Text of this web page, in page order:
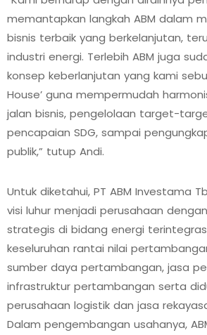
memantapkan langkah ABM dalam
bisnis terbaik yang berkelanjutan,
industri energi. Terlebih ABM juga
konsep keberlanjutan yang kami
House’ guna mempermudah
jalan bisnis, pengelolaan target-
pencapaian SDG, sampai
publik,” tutup Andi.
Untuk diketahui, PT ABM Investama
visi luhur menjadi perusahaan
strategis di bidang energi
keseluruhan rantai nilai
sumber daya pertambangan, jasa
infrastruktur pertambangan serta
perusahaan logistik dan jasa
Dalam pengembangan usahanya,